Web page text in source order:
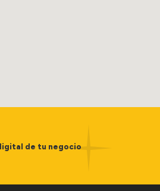
de tu negocio